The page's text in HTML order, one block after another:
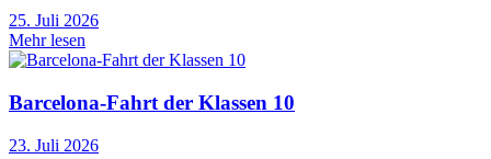
25. Juli 2026
Mehr lesen
Barcelona-Fahrt der Klassen 10
23. Juli 2026